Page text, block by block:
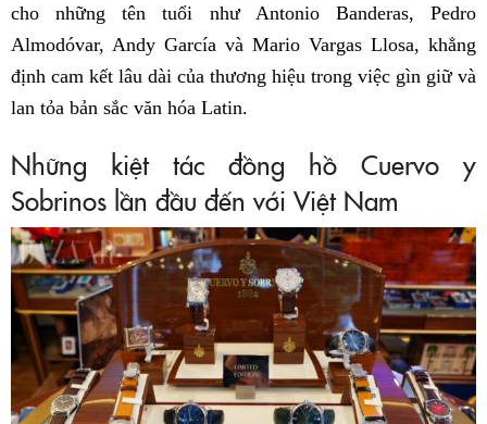
cho những tên tuổi như Antonio Banderas, Pedro
Almodóvar, Andy García và Mario Vargas Llosa, khẳng
định cam kết lâu dài của thương hiệu trong việc gìn giữ và
lan tỏa bản sắc văn hóa Latin.
Những kiệt tác đồng hồ Cuervo y
Sobrinos lần đầu đến với Việt Nam